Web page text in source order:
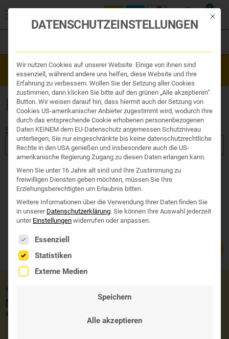
0
Organe & Organ Uhr
Traditionelle Medizin
Nahrungsergänzung
Kosmetik und Hygiene
Ihr Apotheker
Westend Online-Shop: Sicher, schnell und 24/7 für Sie da!
Gratisversand ab €50
HAUTPROBLEME
Start/ Produkte verschlagwortet mit „Hautprobleme“
FILTER ANZEIGEN
Keine Produkte gefunde
*** JETZT KOSTENLOSE LIEFERUNG
MIT DEM GUTSCHEINCODE 'SOMMER'
***
Mit
DATENSCHUTZEINSTELLUNGEN
Wir nutzen Cookies auf unserer Website. Einige von ihnen sind
essenziell, während andere uns helfen, diese Website und Ihre
Erfahrung zu verbessern. Wollen Sie der Setzung aller Cookies
zustimmen, dann klicken Sie bitte auf den grünen „Alle akzeptieren“
Button. Wir weisen darauf hin, dass hiermit auch der Setzung von
Cookies US-amerikanischer Anbieter zugestimmt wird, wodurch Ihre
durch das entsprechende Cookie erhobenen personenbezogenen
Daten KEINEM dem EU-Datenschutz angemessen Schutzniveau
unterliegen, Sie nur eingeschränkte bis keine datenschutzrechtliche
Rechte in den USA genießen und insbesondere auch die US-
amerikanische Regierung Zugang zu diesen Daten erlangen kann.
Wenn Sie unter 16 Jahre alt sind und Ihre Zustimmung zu
freiwilligen Diensten geben möchten, müssen Sie Ihre
Erziehungsberechtigten um Erlaubnis bitten.
Weitere Informationen über die Verwendung Ihrer Daten finden Sie
in unserer Datenschutzerklärung. Sie können Ihre Auswahl jederzeit
unter Einstellungen widerrufen oder anpassen.
Es folgt eine Liste der Service-Gruppen, für die eine
Essenziell
Statistiken
Externe Medien
Speichern
Alle akzeptieren